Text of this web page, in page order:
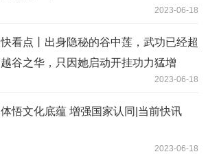
2023-06-18
快看点丨出身隐秘的谷中莲，武功已经超
越谷之华，只因她启动开挂功力猛增
2023-06-18
体悟文化底蕴 增强国家认同|当前快讯
2023-06-18